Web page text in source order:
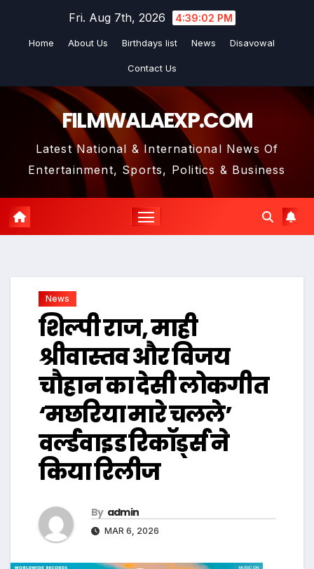
Fri. Aug 7th, 2026 4:39:03 PM
Home About Us Birthdays list News Disavowal
Contact Us
FILMWALAEXP.COM
Latest National & International News Of
Entertainment, Sports, Politics & Business
News
शिल्पी राज, माही
श्रीवास्तव और विजय
चौहान का देसी लोकगीत
‘मछरिया मारे चलले’
वर्ल्डवाइड रिकॉर्ड्स ने
किया रिलीज
By admin
MAR 6, 2026